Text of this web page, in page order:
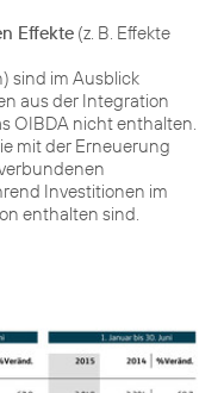
Effekte (z. B. Effekte
sind im Ausblick
aus der Integration
OIBDA nicht enthalten.
mit der Erneuerung
Investitionen im
enthalten sind.